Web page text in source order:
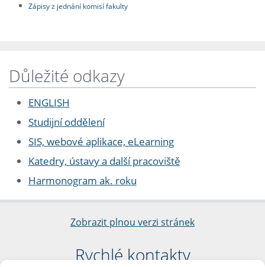
Zápisy z jednání komisí fakulty
Důležité odkazy
ENGLISH
Studijní oddělení
SIS, webové aplikace, eLearning
Katedry, ústavy a další pracoviště
Harmonogram ak. roku
Zobrazit plnou verzi stránek
Rychlé kontakty